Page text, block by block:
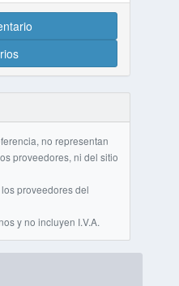
no representan
proveedores, ni del sitio
proveedores del
y no incluyen I.V.A.